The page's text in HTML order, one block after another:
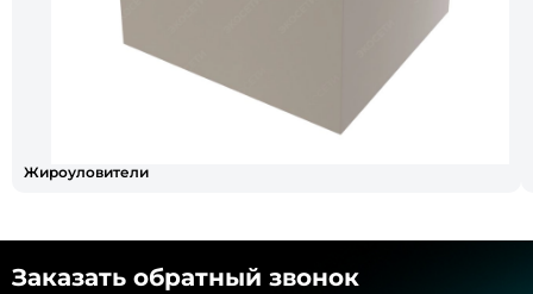
Жироуловители
Заказать обратный звонок